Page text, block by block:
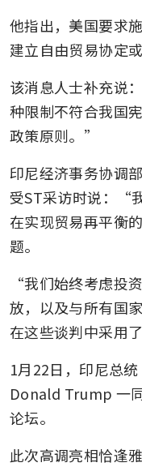
他指出，美国要求
建立自由贸易协定
该消息人士补充说
种限制不符合我国
政策原则。”
印尼经济事务协调
受ST采访时说：“
在实现贸易再平衡
题。
“我们始终考虑投
放，以及与所有国
在这些谈判中采用
1月22日，印尼总
Donald Trump 一
论坛。
此次高调亮相恰逢